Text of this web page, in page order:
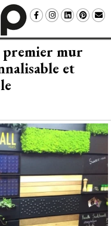
premier mur
et